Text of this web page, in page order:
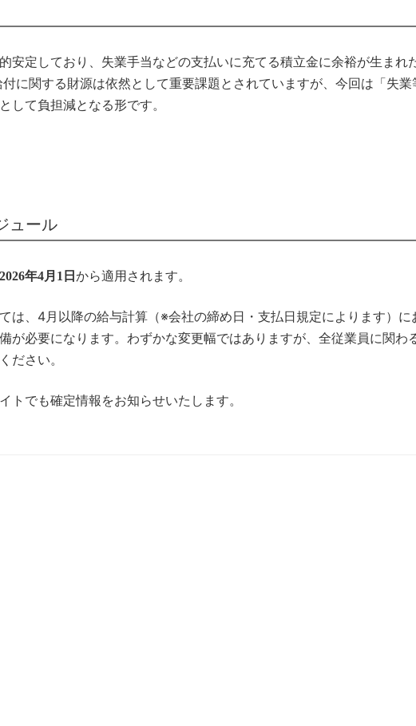
安定しており、失業手当などの支払いに充てる積立金に余裕が生まれ
に関する財源は依然として重要課題とされていますが、今回は「失業
して負担減となる形です。
ュール
2026年4月1日 から適用されます。
は、4月以降の給与計算（※会社の締め日・支払日規定によります）に
が必要になります。わずかな変更幅ではありますが、全従業員に関わ
ださい。
トでも確定情報をお知らせいたします。